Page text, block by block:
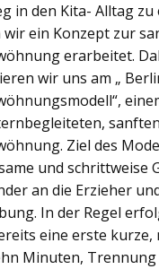
in den Kita- Alltag
wir ein Konzept zur
erarbeitet.
wir uns am „
sanften
Ziel des
und schrittweise
an die Erzieher
In der Regel
eine erste kurze,
Minuten, Trennung